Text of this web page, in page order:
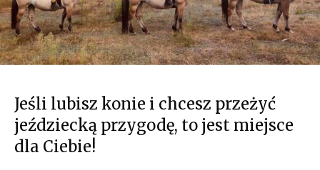
Jeśli lubisz konie i chcesz przeżyć
jeździecką przygodę, to jest miejsce
dla Ciebie!